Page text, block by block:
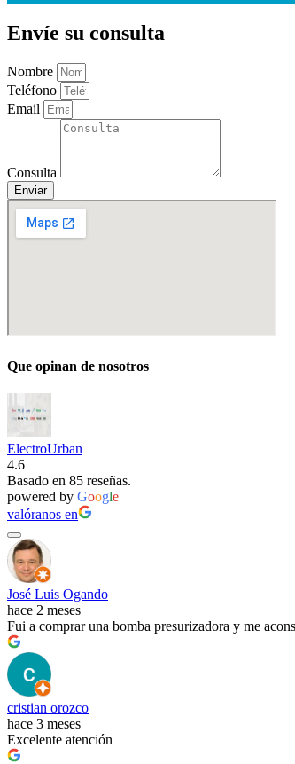
Envíe su consulta
Nombre
Teléfono
Email
Consulta
Enviar
Que opinan de nosotros
ElectroUrban
4.6
Basado en 85 reseñas.
powered by Google
valóranos en
José Luis Ogando
hace 2 meses
Fui a comprar una bomba presurizadora y me
cristian orozco
hace 3 meses
Excelente atención